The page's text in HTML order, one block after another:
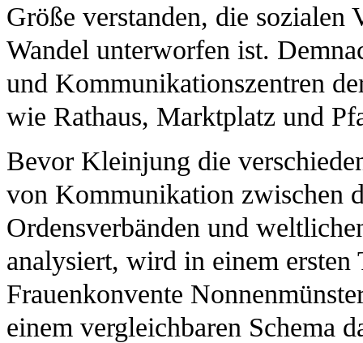
Größe verstanden, die sozialen
Wandel unterworfen ist.
und Kommunikationszentren
wie Rathaus, Marktplatz und
Bevor Kleinjung die
von Kommunikation zwischen
Ordensverbänden und
analysiert, wird in einem
Frauenkonvente
einem vergleichbaren Schema